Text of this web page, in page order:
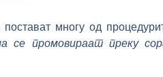
многу од
се промовираат преку